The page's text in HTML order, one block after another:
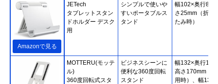
Amazonで見る
JETech
タブレットスタン
ドホルダー デスク
用
シンプルで使いや
すいポータブルス
タンド
幅102×奥行86×
さ25mm（折り
たみ時）
MOTTERU(モッテ
ル)
360度回転式スタ
ビジネスシーンに
便利な360度回転
スタンド
幅132×奥行
高さ170mm（使
用時）、幅